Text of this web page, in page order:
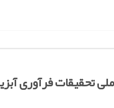
تحقیقات فرآوری